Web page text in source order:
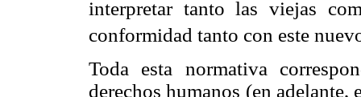
interpretar tanto las viejas
conformidad tanto con este
Toda esta normativa
derechos humanos (en